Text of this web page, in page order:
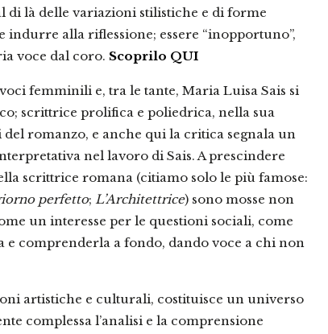
di là delle variazioni stilistiche e di forme
indurre alla riflessione; essere “inopportuno”,
voce dal coro. Scoprilo QUI
femminili e, tra le tante, Maria Luisa Sais si
scrittrice prolifica e poliedrica, nella sua
romanzo, e anche qui la critica segnala un
nel lavoro di Sais. A prescindere
scrittrice romana (citiamo solo le più famose:
perfetto; L’Architettrice) sono mosse non
un interesse per le questioni sociali, come
comprenderla a fondo, dando voce a chi non
artistiche e culturali, costituisce un universo
complessa l’analisi e la comprensione